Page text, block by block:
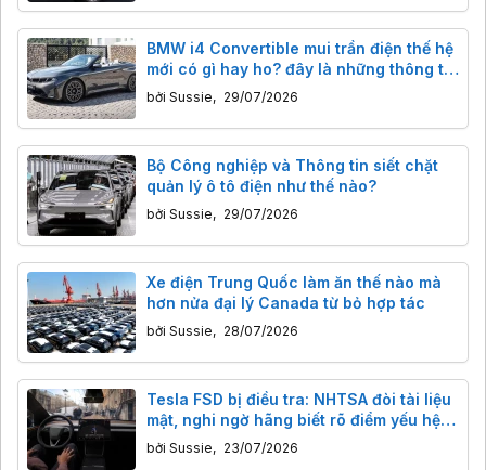
BMW i4 Convertible mui trần điện thế hệ
mới có gì hay ho? đây là những thông tin
đáng chú ý
bởi Sussie, 29/07/2026
Bộ Công nghiệp và Thông tin siết chặt
quản lý ô tô điện như thế nào?
bởi Sussie, 29/07/2026
Xe điện Trung Quốc làm ăn thế nào mà
hơn nửa đại lý Canada từ bỏ hợp tác
bởi Sussie, 28/07/2026
Tesla FSD bị điều tra: NHTSA đòi tài liệu
mật, nghi ngờ hãng biết rõ điểm yếu hệ
thống thuần thị giác
bởi Sussie, 23/07/2026